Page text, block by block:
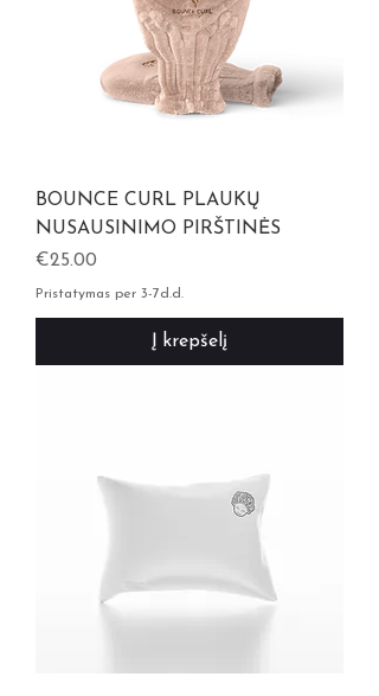
BOUNCE CURL PLAUKŲ
NUSAUSINIMO PIRŠTINĖS
Kaina
€25.00
Pristatymas per 3-7d.d.
Į krepšelį